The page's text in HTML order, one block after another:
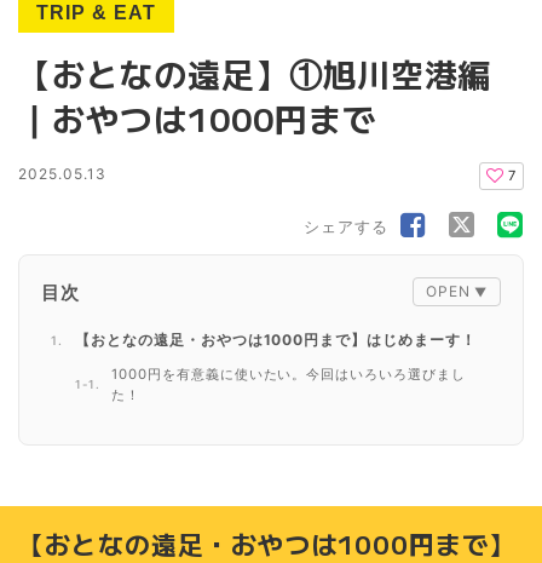
TRIP & EAT
【おとなの遠足】①旭川空港編
｜おやつは1000円まで
2025.05.13 7
シェアする
目次
【おとなの遠足・おやつは1000円まで】はじめまーす！
1000円を有意義に使いたい。今回はいろいろ選びまし
た！
【おとなの遠足・おやつは1000円まで】